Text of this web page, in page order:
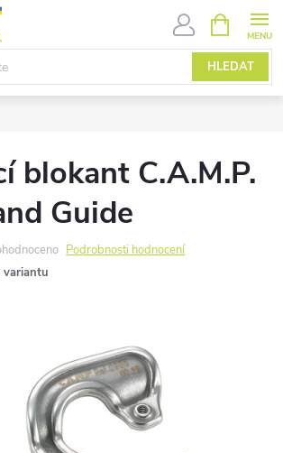
HLEDAT
NÁKUPNÍ
KOŠÍK
blokant C.A.M.P.
Guide
Podrobnosti hodnocení
variantu